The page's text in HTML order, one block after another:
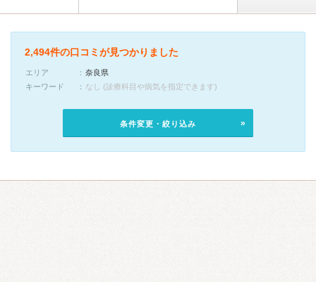
2,494件の口コミが見つかりました
エリア
奈良県
キーワード
なし (診療科目や病気を指定できます)
条件変更・絞り込み